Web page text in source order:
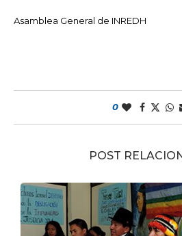
Asamblea General de INREDH
0
POST